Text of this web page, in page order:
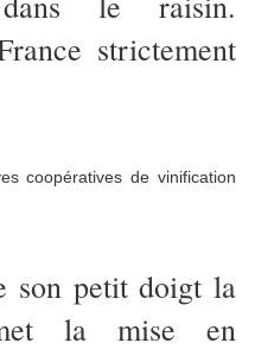
strictement
son petit doigt la
la mise en